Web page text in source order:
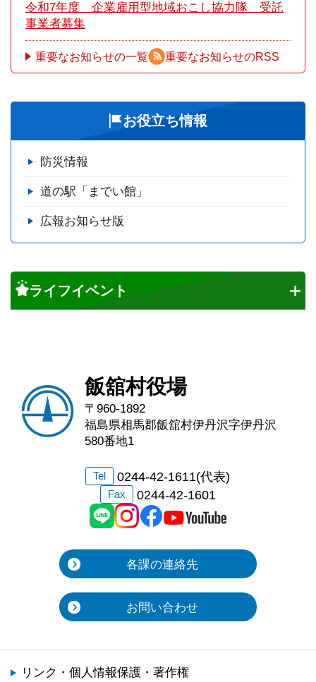
令和7年度 企業雇用型地域おこし協力隊 受託
事業者募集
重要なお知らせの一覧 重要なお知らせのRSS
お役立ち情報
防災情報
道の駅「までい館」
広報お知らせ版
ライフイベント
飯舘村役場
〒960-1892
福島県相馬郡飯舘村伊丹沢字伊丹沢
580番地1
Tel 0244-42-1611(代表)
Fax 0244-42-1601
各課の連絡先
お問い合わせ
リンク・個人情報保護・著作権